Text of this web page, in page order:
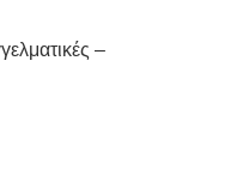
–